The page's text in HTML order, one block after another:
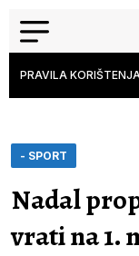
PRAVILA
- SPORT
Nadal
vrati na 1.